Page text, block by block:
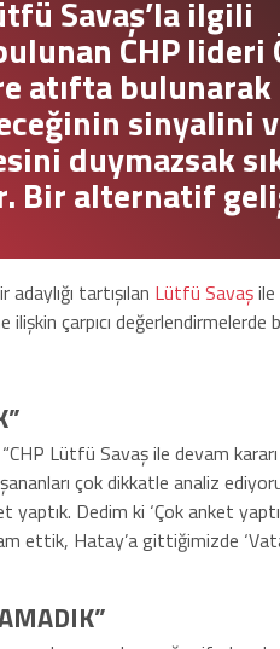
Savaş’la ilgili
CHP lideri
atıfta bulunarak
sinyalini
duymazsak
Bir alternatif
adaylığı tartışılan Lütfü Savaş
çarpıcı değerlendirmelerde
Lütfü Savaş ile devam
çok dikkatle analiz
Dedim ki ‘Çok anket
ettik, Hatay’a gittiğimizde